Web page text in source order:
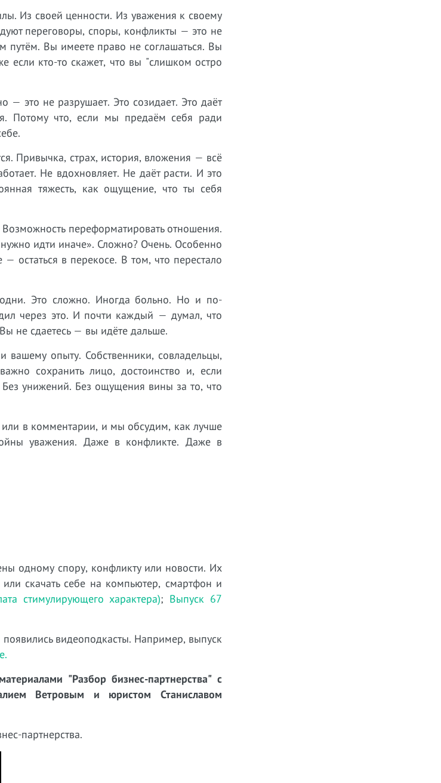
Из своей ценности. Из уважения к своему
переговоры, споры, конфликты — это не
Вы имеете право не соглашаться. Вы
если кто-то скажет, что вы "слишком остро
это не разрушает. Это созидает. Это даёт
Потому что, если мы предаём себя ради
Привычка, страх, история, вложения — всё
Не вдохновляет. Не даёт расти. И это
тяжесть, как ощущение, что ты себя
переформатировать отношения.
идти иначе». Сложно? Очень. Особенно
в перекосе. В том, что перестало
Это сложно. Иногда больно. Но и по-
через это. И почти каждый — думал, что
не сдаетесь — вы идёте дальше.
опыту. Собственники, совладельцы,
сохранить лицо, достоинство и, если
унижений. Без ощущения вины за то, что
в комментарии, и мы обсудим, как лучше
уважения. Даже в конфликте. Даже в
одному спору, конфликту или новости. Их
скачать себе на компьютер, смартфон и
стимулирующего характера); Выпуск 67
видеоподкасты. Например, выпуск
"Разбор бизнес-партнерства" с
Ветровым и юристом Станиславом
партнерства.